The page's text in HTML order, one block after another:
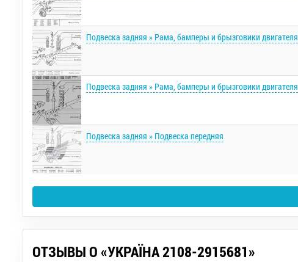
Подвеска задняя » Рама, бамперы и брызговики двигателя
Подвеска задняя » Рама, бамперы и брызговики двигателя
Подвеска задняя » Подвеска передняя
ОТЗЫВЫ О «УКРАЇНА 2108-2915681»